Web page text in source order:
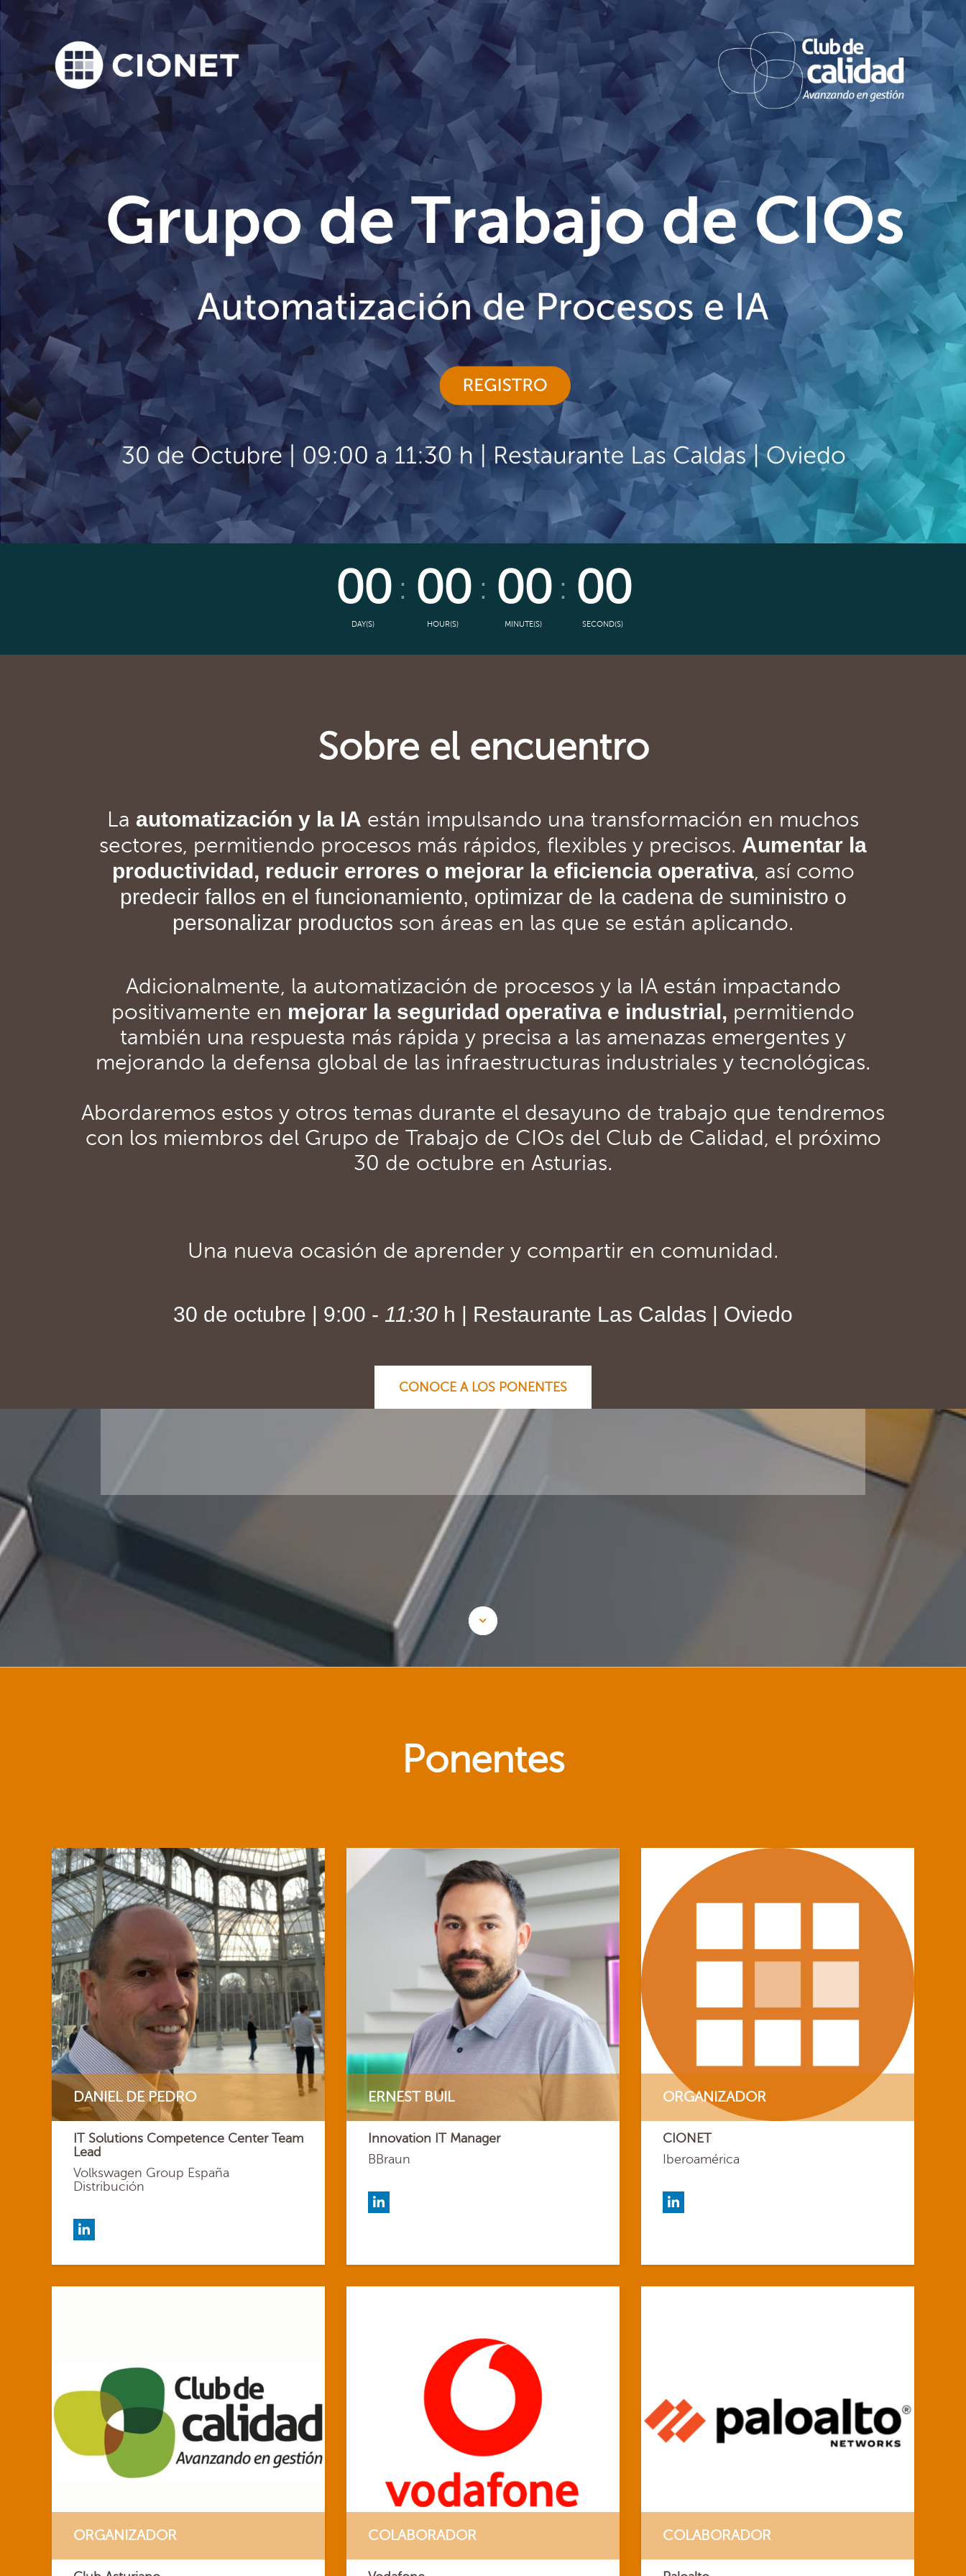
00
DAY(S)
00
HOUR(S)
00
MINUTE(S)
00
SECOND(S)
Sobre el encuentro
La automatización y la IA están impulsando una transformación en muchos
sectores, permitiendo procesos más rápidos, flexibles y precisos. Aumentar la
productividad, reducir errores o mejorar la eficiencia operativa, así como
predecir fallos en el funcionamiento, optimizar de la cadena de suministro o
personalizar productos son áreas en las que se están aplicando.
Adicionalmente, la automatización de procesos y la IA están impactando
positivamente en mejorar la seguridad operativa e industrial, permitiendo
también una respuesta más rápida y precisa a las amenazas emergentes y
mejorando la defensa global de las infraestructuras industriales y tecnológicas.
Abordaremos estos y otros temas durante el desayuno de trabajo que tendremos
con los miembros del Grupo de Trabajo de CIOs del Club de Calidad, el próximo
30 de octubre en Asturias.
Una nueva ocasión de aprender y compartir en comunidad.
30 de octubre | 9:00 - 11:30 h | Restaurante Las Caldas | Oviedo
CONOCE A LOS PONENTES
Ponentes
DANIEL DE PEDRO
IT Solutions Competence Center Team
Lead
Volkswagen Group España
Distribución
ERNEST BUIL
Innovation IT Manager
BBraun
ORGANIZADOR
CIONET
Iberoamérica
ORGANIZADOR COLABORADOR COLABORADOR